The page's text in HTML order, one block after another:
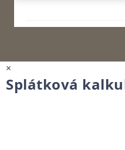
×
Splátková